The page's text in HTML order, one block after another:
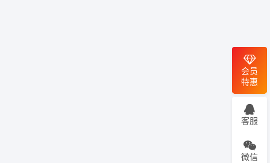
会员
特惠
客服
微信